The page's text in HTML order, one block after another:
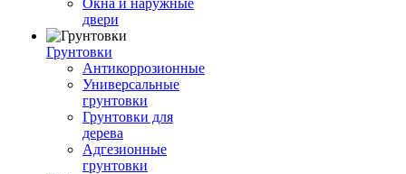
Окна и наружные
двери
Грунтовки
Антикоррозионные
Универсальные
грунтовки
Грунтовки для
дерева
Адгезионные
грунтовки